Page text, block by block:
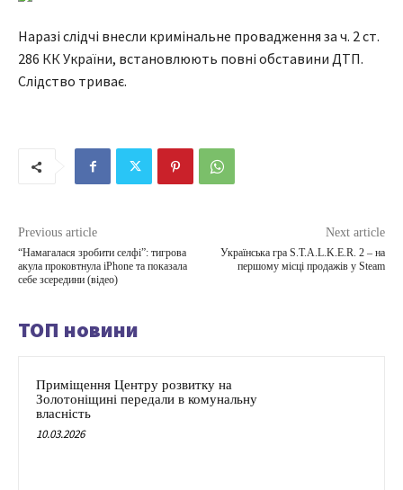
Наразі слідчі внесли кримінальне провадження за ч. 2 ст.
286 КК України, встановлюють повні обставини ДТП.
Слідство триває.
Previous article
“Намагалася зробити селфі”: тигрова
акула проковтнула iPhone та показала
себе зсередини (відео)
Next article
Українська гра S.T.A.L.K.E.R. 2 – на
першому місці продажів у Steam
ТОП новини
Приміщення Центру розвитку на
Золотоніщині передали в комунальну
власність
10.03.2026